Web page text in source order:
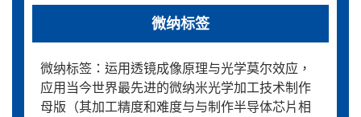
微纳标签
微纳标签：运用透镜成像原理与光学莫尔效应，
应用当今世界最先进的微纳米光学加工技术制作
母版（其加工精度和难度与与制作半导体芯片相